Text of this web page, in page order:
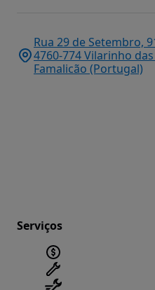
Rua 29 de Setembro,
4760-774 Vilarinho
Famalicão (Portugal)
Serviços